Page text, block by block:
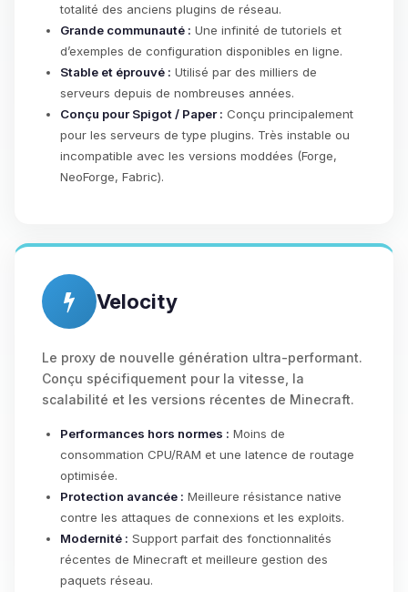
totalité des anciens plugins de réseau.
Grande communauté : Une infinité de tutoriels et
d’exemples de configuration disponibles en ligne.
Stable et éprouvé : Utilisé par des milliers de
serveurs depuis de nombreuses années.
Conçu pour Spigot / Paper : Conçu principalement
pour les serveurs de type plugins. Très instable ou
incompatible avec les versions moddées (Forge,
NeoForge, Fabric).
Velocity
Le proxy de nouvelle génération ultra-performant.
Conçu spécifiquement pour la vitesse, la
scalabilité et les versions récentes de Minecraft.
Performances hors normes : Moins de
consommation CPU/RAM et une latence de routage
optimisée.
Protection avancée : Meilleure résistance native
contre les attaques de connexions et les exploits.
Modernité : Support parfait des fonctionnalités
récentes de Minecraft et meilleure gestion des
paquets réseau.